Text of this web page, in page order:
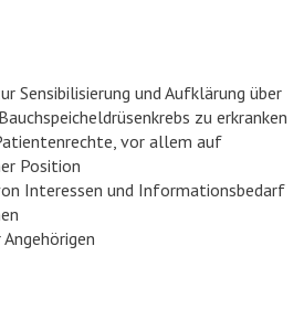
Sensibilisierung und Aufklärung über
zu erkranken
vor allem auf
Position
Interessen und Informationsbedarf